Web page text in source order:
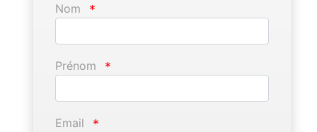
Nom *
Prénom *
Email *